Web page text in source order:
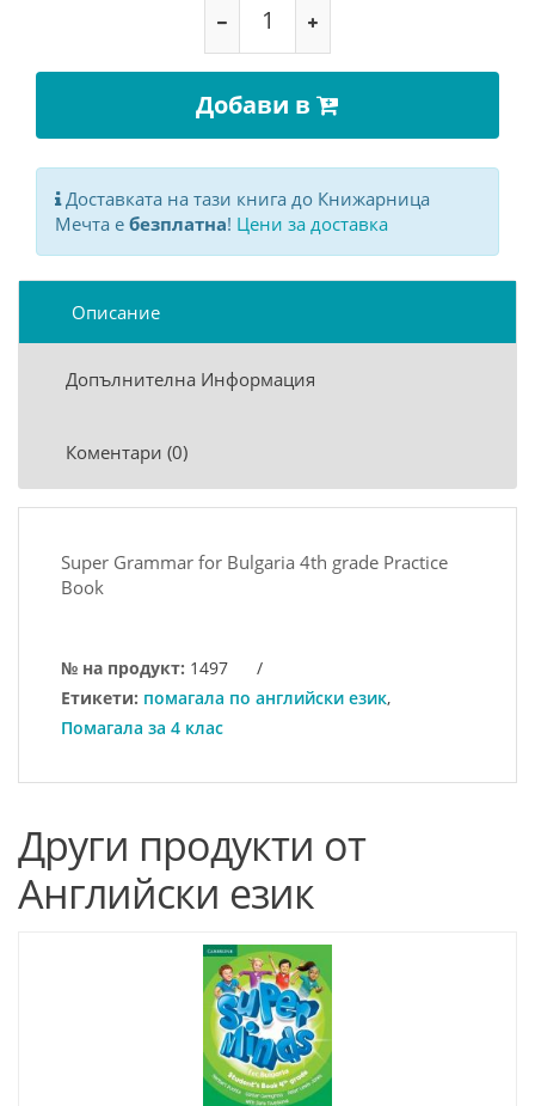
Добави в
Доставката на тази книга до Книжарница
Мечта е безплатна! Цени за доставка
Описание
Допълнителна Информация
Коментари (0)
Super Grammar for Bulgaria 4th grade Practice
Book
№ на продукт: 1497
/
Етикети: помагала по английски език,
Помагала за 4 клас
Други продукти от
Английски език